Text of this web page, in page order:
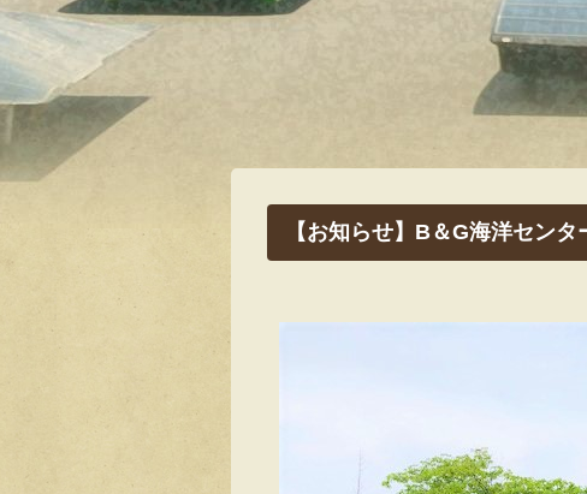
【お知らせ】B＆G海洋センタ